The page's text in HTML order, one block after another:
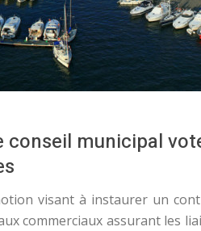
conseil municipal
visant à instaurer un
commerciaux assurant les